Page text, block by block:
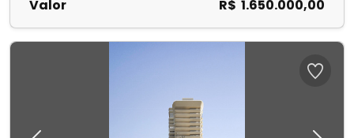
Valor R$ 1.650.000,00